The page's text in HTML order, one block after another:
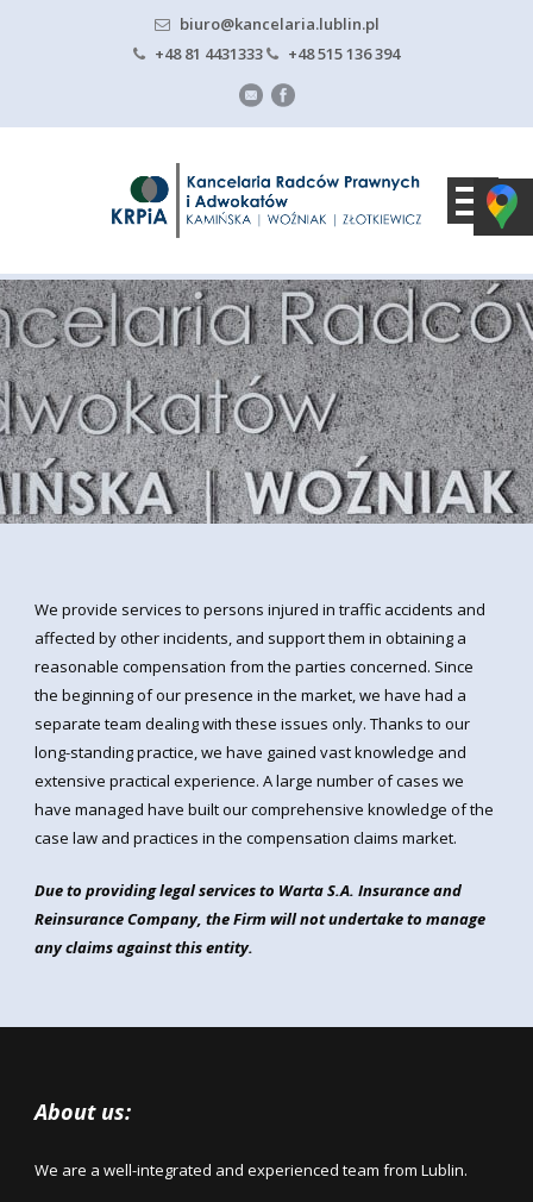
biuro@kancelaria.lublin.pl
+48 81 4431333
+48 515 136 394
We provide services to persons injured in traffic accidents and
affected by other incidents, and support them in obtaining a
reasonable compensation from the parties concerned. Since
the beginning of our presence in the market, we have had a
separate team dealing with these issues only. Thanks to our
long-standing practice, we have gained vast knowledge and
extensive practical experience. A large number of cases we
have managed have built our comprehensive knowledge of the
case law and practices in the compensation claims market.
Due to providing legal services to Warta S.A. Insurance and
Reinsurance Company, the Firm will not undertake to manage
any claims against this entity.
About us:
We are a well-integrated and experienced team from Lublin.